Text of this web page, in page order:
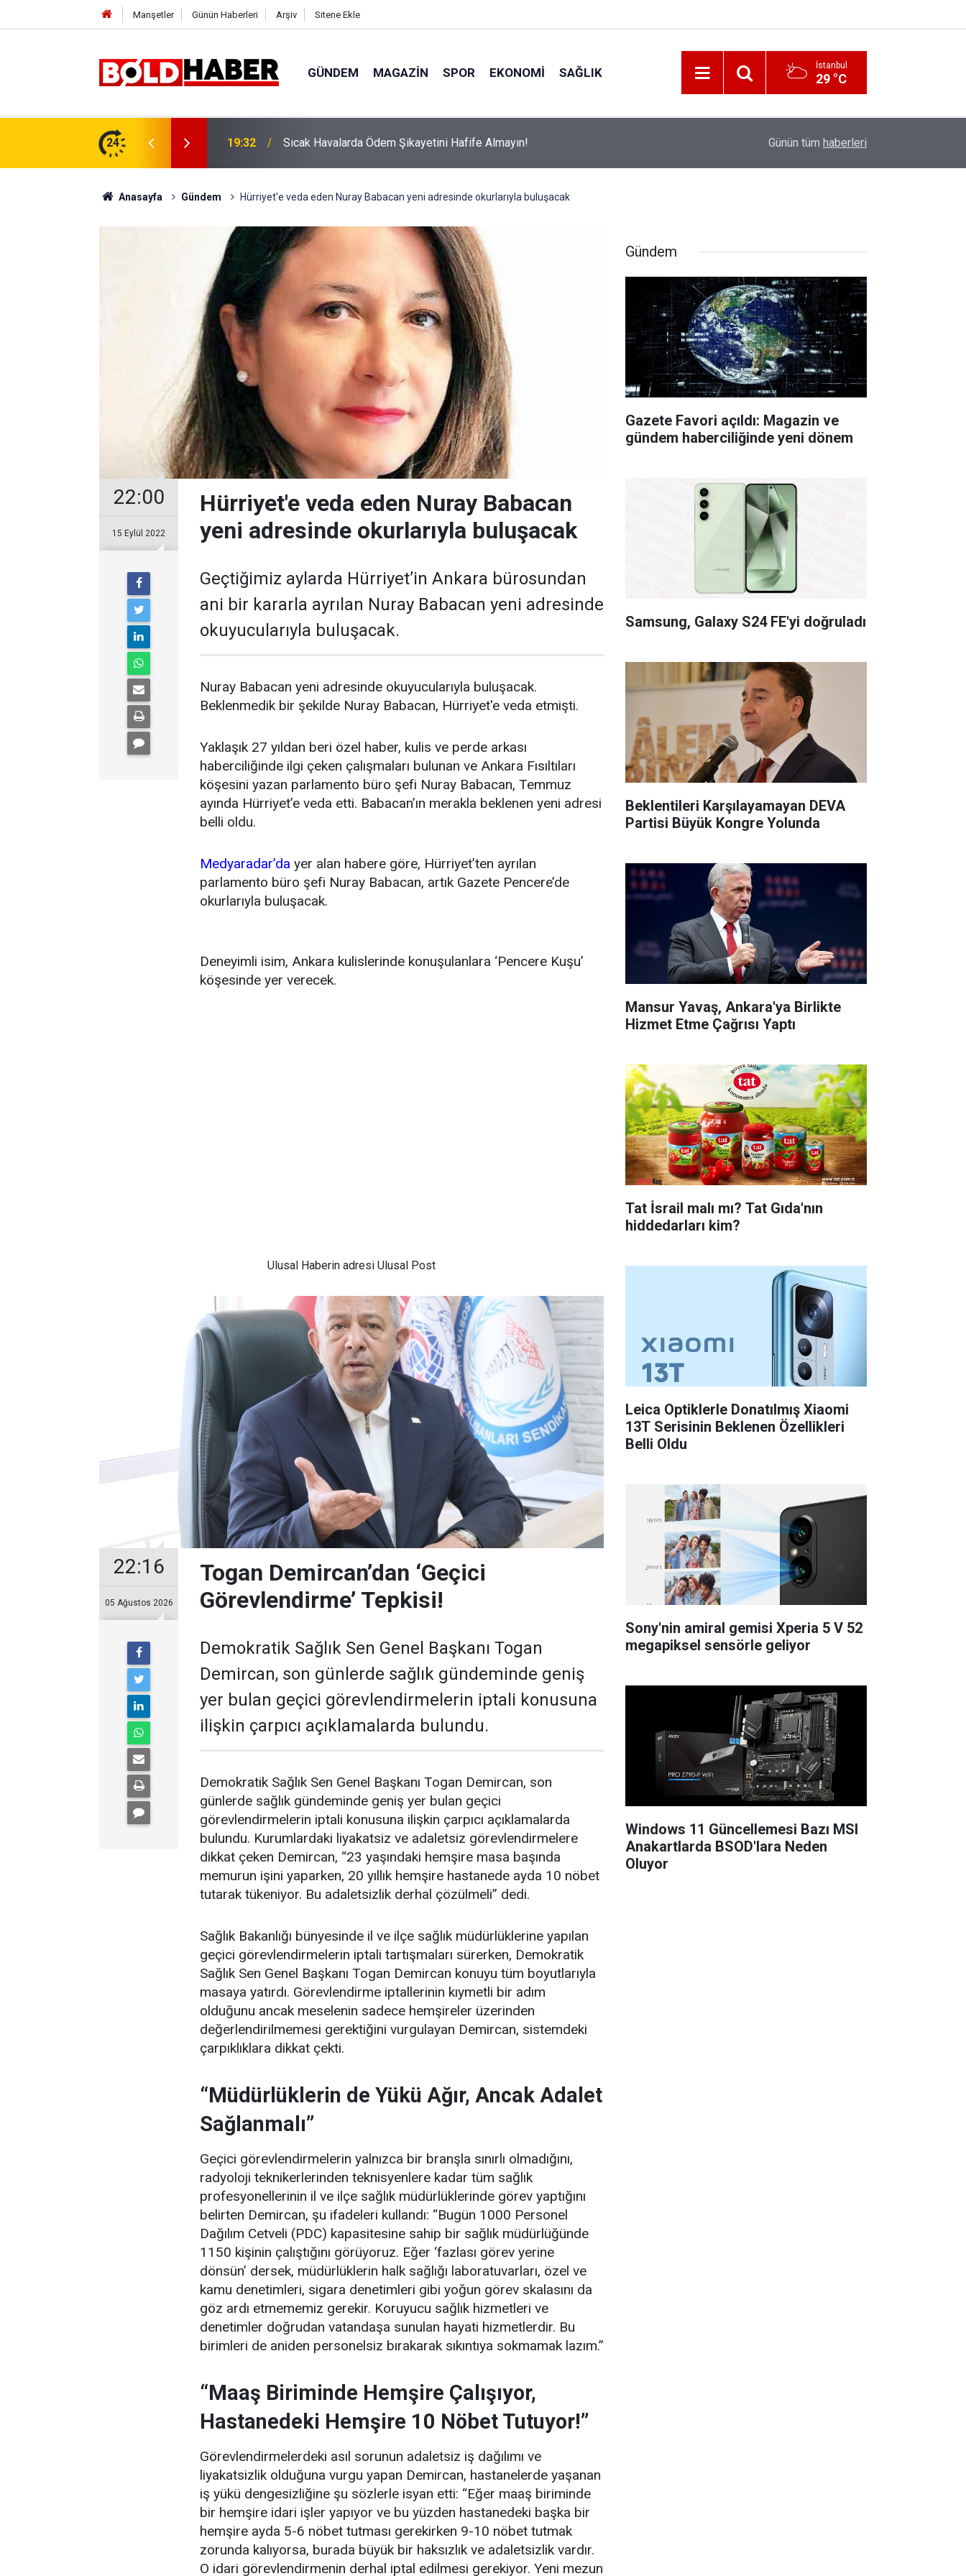
Manşetler Günün Haberleri Arşiv Sitene Ekle
GÜNDEM MAGAZIN SPOR EKONOMI SAĞLIK İstanbul
29 °C
24 19:32 Sıcak Havalarda Ödem Şikayetini Hafife Almayın! İzmir 112’de Kan Donduran İddialar!
Günün tüm haberleri
Anasayfa Gündem Hürriyet'e veda eden Nuray Babacan yeni adresinde okurlarıyla buluşacak
22:00
15 Eylül 2022
Hürriyet'e veda eden Nuray Babacan
yeni adresinde okurlarıyla buluşacak
Geçtiğimiz aylarda Hürriyet’in Ankara bürosundan
ani bir kararla ayrılan Nuray Babacan yeni adresinde
okuyucularıyla buluşacak.
Nuray Babacan yeni adresinde okuyucularıyla buluşacak.
Beklenmedik bir şekilde Nuray Babacan, Hürriyet'e veda etmişti.
Yaklaşık 27 yıldan beri özel haber, kulis ve perde arkası
haberciliğinde ilgi çeken çalışmaları bulunan ve Ankara Fısıltıları
köşesini yazan parlamento büro şefi Nuray Babacan, Temmuz
ayında Hürriyet’e veda etti. Babacan’ın merakla beklenen yeni adresi
belli oldu.
Medyaradar’da yer alan habere göre, Hürriyet’ten ayrılan
parlamento büro şefi Nuray Babacan, artık Gazete Pencere’de
okurlarıyla buluşacak.
Deneyimli isim, Ankara kulislerinde konuşulanlara ‘Pencere Kuşu’
köşesinde yer verecek.
Ulusal Haberin adresi Ulusal Post
22:16
05 Ağustos 2026
Togan Demircan’dan ‘Geçici
Görevlendirme’ Tepkisi!
Demokratik Sağlık Sen Genel Başkanı Togan
Demircan, son günlerde sağlık gündeminde geniş
yer bulan geçici görevlendirmelerin iptali konusuna
ilişkin çarpıcı açıklamalarda bulundu.
Demokratik Sağlık Sen Genel Başkanı Togan Demircan, son
günlerde sağlık gündeminde geniş yer bulan geçici
görevlendirmelerin iptali konusuna ilişkin çarpıcı açıklamalarda
bulundu. Kurumlardaki liyakatsiz ve adaletsiz görevlendirmelere
dikkat çeken Demircan, “23 yaşındaki hemşire masa başında
memurun işini yaparken, 20 yıllık hemşire hastanede ayda 10 nöbet
tutarak tükeniyor. Bu adaletsizlik derhal çözülmeli” dedi.
Sağlık Bakanlığı bünyesinde il ve ilçe sağlık müdürlüklerine yapılan
geçici görevlendirmelerin iptali tartışmaları sürerken, Demokratik
Sağlık Sen Genel Başkanı Togan Demircan konuyu tüm boyutlarıyla
masaya yatırdı. Görevlendirme iptallerinin kıymetli bir adım
olduğunu ancak meselenin sadece hemşireler üzerinden
değerlendirilmemesi gerektiğini vurgulayan Demircan, sistemdeki
çarpıklıklara dikkat çekti.
“Müdürlüklerin de Yükü Ağır, Ancak Adalet
Sağlanmalı”
Geçici görevlendirmelerin yalnızca bir branşla sınırlı olmadığını,
radyoloji teknikerlerinden teknisyenlere kadar tüm sağlık
profesyonellerinin il ve ilçe sağlık müdürlüklerinde görev yaptığını
belirten Demircan, şu ifadeleri kullandı: “Bugün 1000 Personel
Dağılım Cetveli (PDC) kapasitesine sahip bir sağlık müdürlüğünde
1150 kişinin çalıştığını görüyoruz. Eğer ‘fazlası görev yerine
dönsün’ dersek, müdürlüklerin halk sağlığı laboratuvarları, özel ve
kamu denetimleri, sigara denetimleri gibi yoğun görev skalasını da
göz ardı etmememiz gerekir. Koruyucu sağlık hizmetleri ve
denetimler doğrudan vatandaşa sunulan hayati hizmetlerdir. Bu
birimleri de aniden personelsiz bırakarak sıkıntıya sokmamak lazım.”
“Maaş Biriminde Hemşire Çalışıyor,
Hastanedeki Hemşire 10 Nöbet Tutuyor!”
Görevlendirmelerdeki asıl sorunun adaletsiz iş dağılımı ve
liyakatsizlik olduğuna vurgu yapan Demircan, hastanelerde yaşanan
iş yükü dengesizliğine şu sözlerle isyan etti: “Eğer maaş biriminde
bir hemşire idari işler yapıyor ve bu yüzden hastanedeki başka bir
hemşire ayda 5-6 nöbet tutması gerekirken 9-10 nöbet tutmak
zorunda kalıyorsa, burada büyük bir haksızlık ve adaletsizlik vardır.
O idari görevlendirmenin derhal iptal edilmesi gerekiyor. Yeni mezun
Gündem
Gazete Favori açıldı: Magazin ve
gündem haberciliğinde yeni dönem
Samsung, Galaxy S24 FE'yi doğruladı
Beklentileri Karşılayamayan DEVA
Partisi Büyük Kongre Yolunda
Mansur Yavaş, Ankara'ya Birlikte
Hizmet Etme Çağrısı Yaptı
Tat İsrail malı mı? Tat Gıda'nın
hiddedarları kim?
Leica Optiklerle Donatılmış Xiaomi
13T Serisinin Beklenen Özellikleri
Belli Oldu
Sony'nin amiral gemisi Xperia 5 V 52
megapiksel sensörle geliyor
Windows 11 Güncellemesi Bazı MSI
Anakartlarda BSOD'lara Neden
Oluyor